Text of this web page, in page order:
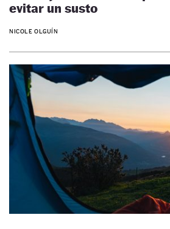
evitar un susto
NICOLE OLGUÍN